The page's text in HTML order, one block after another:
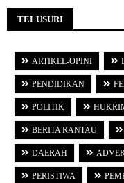
TELUSURI
ARTIKEL-OPINI
PENDIDIKAN
POLITIK
BERITA RANTAU
DAERAH
PERISTIWA